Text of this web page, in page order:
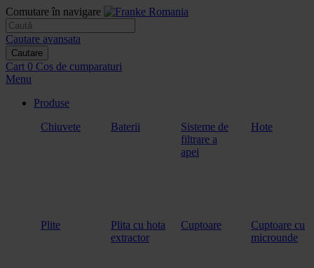
Comutare în navigare
Cautare avansata
Cautare
Cart 0 Cos de cumparaturi
Menu
Produse
Chiuvete
Baterii
Sisteme de
filtrare a
apei
Hote
Plite
Plita cu hota
extractor
Cuptoare
Cuptoare cu
microunde